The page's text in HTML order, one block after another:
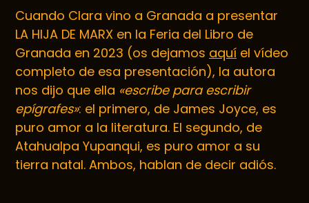
Cuando Clara vino a Granada a presentar
LA HIJA DE MARX en la Feria del Libro de
Granada en 2023 (os dejamos aquí el vídeo
completo de esa presentación), la autora
nos dijo que ella «escribe para escribir
epígrafes»: el primero, de James Joyce, es
puro amor a la literatura. El segundo, de
Atahualpa Yupanqui, es puro amor a su
tierra natal. Ambos, hablan de decir adiós.